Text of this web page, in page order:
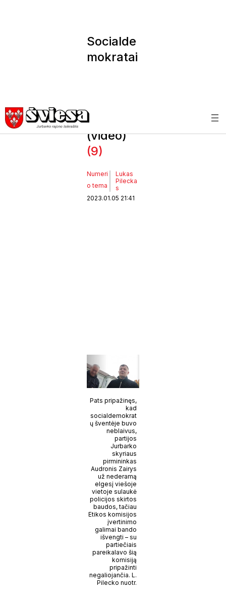
Socialde
mokratai
komisiją
(video)
(9)
Numeri
o tema
Lukas
Pilecka
s
2023.01.05 21:41
Pats pripažinęs,
kad
socialdemokrat
ų šventėje buvo
neblaivus,
partijos
Jurbarko
skyriaus
pirmininkas
Audronis Zairys
už nederamą
elgesį viešoje
vietoje sulaukė
policijos skirtos
baudos, tačiau
Etikos komisijos
įvertinimo
galimai bando
išvengti – su
partiečiais
pareikalavo šią
komisiją
pripažinti
negaliojančia. L.
Pilecko nuotr.